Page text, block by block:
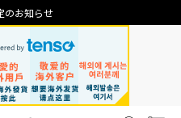
のお知らせ